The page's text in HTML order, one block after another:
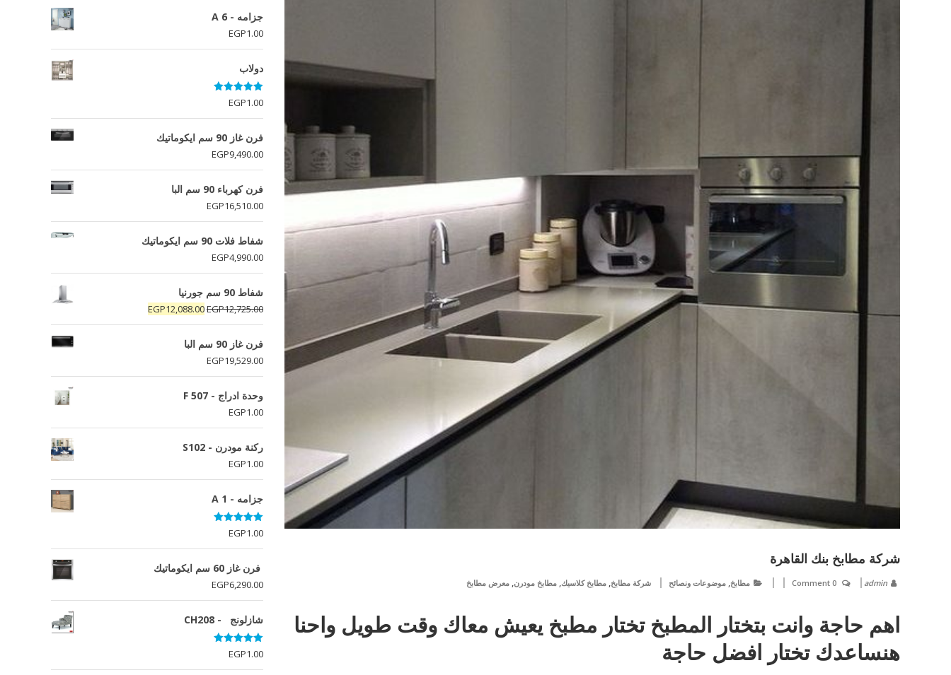
شركة مطابخ بنك القاهرة
admin
0 Comment مطابخ, موضوعات ونصائح شركة مطابخ, مطابخ كلاسيك, مطابخ مودرن, معرض مطابخ
اهم حاجة وانت بتختار المطبخ تختار مطبخ يعيش معاك وقت طويل واحنا
هنساعدك تختار افضل حاجة
جزامه - A 6
EGP1.00
دولاب
تم التقييم
5.00
من 5
EGP1.00
فرن غاز 90 سم ايكوماتيك
EGP9,490.00
فرن كهرباء 90 سم البا
EGP16,510.00
شفاط فلات 90 سم ايكوماتيك
EGP4,990.00
شفاط 90 سم جورنيا
EGP12,725.00
السعر
الأصلي
هو:
EGP12,088.00
السعر
الحالي
فرن غاز 90 سم البا
EGP19,529.00
وحدة ادراج - F 507
EGP1.00
ركنة مودرن - S102
EGP1.00
جزامه - A 1
تم التقييم
5.00
من 5
EGP1.00
فرن غاز 60 سم ايكوماتيك
EGP6,290.00
شازلونج - CH208
تم التقييم
5.00
من 5
EGP1.00